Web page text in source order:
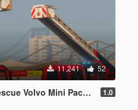
11,241 52
Pack [ELS] [Animated] 1.0